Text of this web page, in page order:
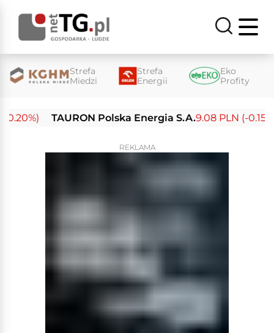
Strefa
Miedzi
Strefa
Energii
Eko
Profity
TAURON Polska Energia S.A.9.08 PLN (-0.15%)
REKLAMA